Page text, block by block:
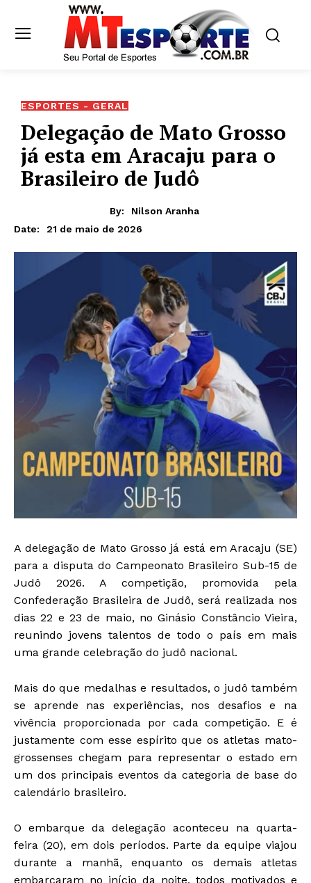
ESPORTES - GERAL
Delegação de Mato Grosso
já esta em Aracaju para o
Brasileiro de Judô
By:
Nilson Aranha
Date:
21 de maio de 2026
A delegação de Mato Grosso já está em Aracaju (SE)
para a disputa do Campeonato Brasileiro Sub-15 de
Judô 2026. A competição, promovida pela
Confederação Brasileira de Judô, será realizada nos
dias 22 e 23 de maio, no Ginásio Constâncio Vieira,
reunindo jovens talentos de todo o país em mais
uma grande celebração do judô nacional.
Mais do que medalhas e resultados, o judô também
se aprende nas experiências, nos desafios e na
vivência proporcionada por cada competição. E é
justamente com esse espírito que os atletas mato-
grossenses chegam para representar o estado em
um dos principais eventos da categoria de base do
calendário brasileiro.
O embarque da delegação aconteceu na quarta-
feira (20), em dois períodos. Parte da equipe viajou
durante a manhã, enquanto os demais atletas
embarcaram no início da noite, todos motivados e